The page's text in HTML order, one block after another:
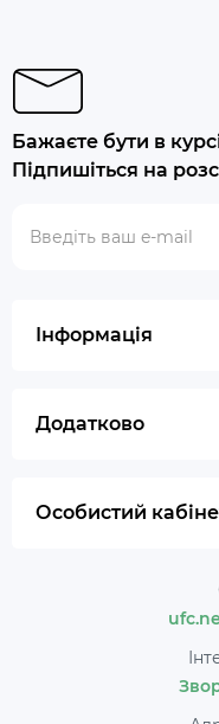
Бажаєте бути в
Підпишіться на
Інформація
Додатково
Особистий